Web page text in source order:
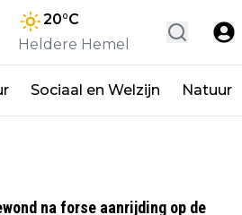
20°C
Heldere Hemel
Sociaal en Welzijn Natuur
na forse aanrijding op de